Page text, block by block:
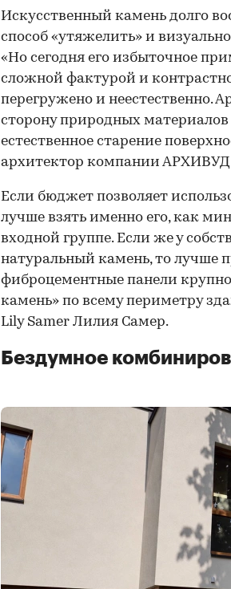
Искусственный камень долго
способ «утяжелить» и
«Но сегодня его избыточное
сложной фактурой и
перегружено и неестественно.
сторону природных материалов
естественное старение
архитектор компании АРХИВУД
Если бюджет позволяет
лучше взять именно его, как
входной группе. Если же у
натуральный камень, то лучше
фиброцементные панели
камень» по всему периметру
Lily Samer Лилия Самер.
Бездумное